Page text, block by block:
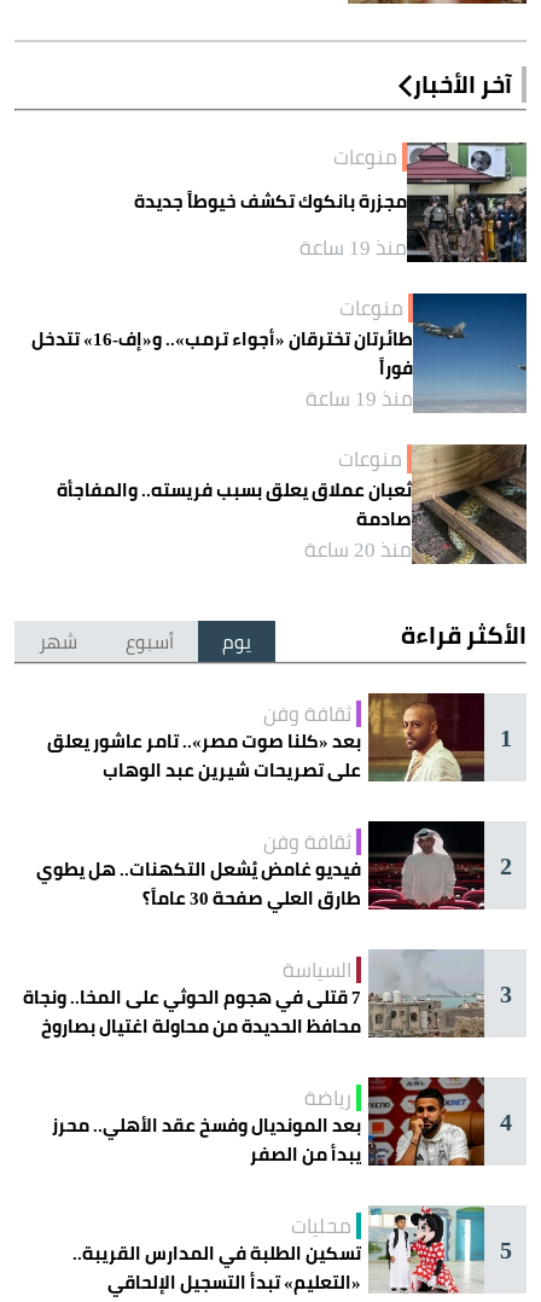
آخر الأخبار
منوعات
مجزرة بانكوك تكشف خيوطاً جديدة
منذ 19 ساعة
منوعات
طائرتان تخترقان «أجواء ترمب».. و«إف-16» تتدخل
فوراً
منذ 19 ساعة
منوعات
ثعبان عملاق يعلق بسبب فريسته.. والمفاجأة
صادمة
منذ 20 ساعة
الأكثر قراءة يوم أسبوع شهر
1
ثقافة وفن
بعد «كلنا صوت مصر».. تامر عاشور يعلق
على تصريحات شيرين عبد الوهاب
2
ثقافة وفن
فيديو غامض يُشعل التكهنات.. هل يطوي
طارق العلي صفحة 30 عاماً؟
3
السياسة
7 قتلى في هجوم الحوثي على المخا.. ونجاة
محافظ الحديدة من محاولة اغتيال بصاروخ
4
رياضة
بعد المونديال وفسخ عقد الأهلي.. محرز
يبدأ من الصفر
5
محليات
تسكين الطلبة في المدارس القريبة..
«التعليم» تبدأ التسجيل الإلحاقي